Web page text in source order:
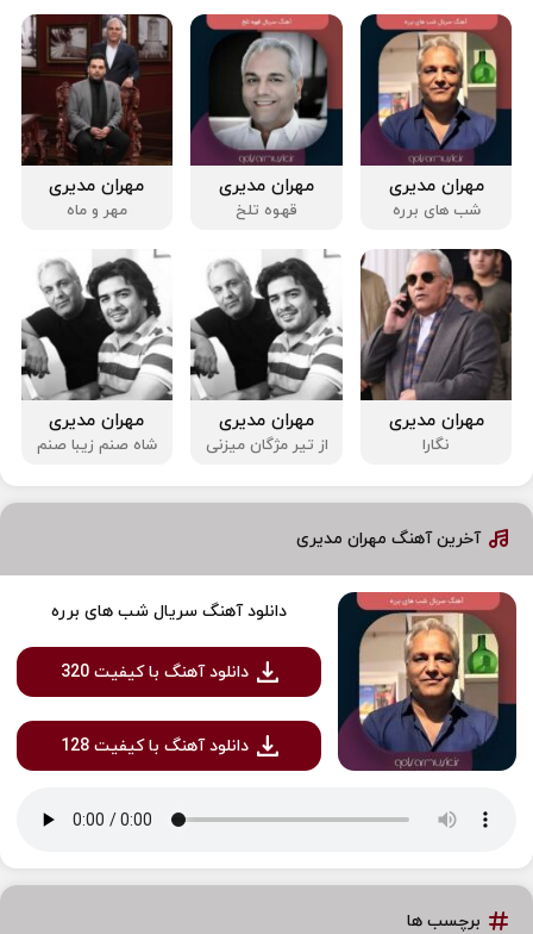
مهران مدیری
شب‌ های برره
مهران مدیری
قهوه تلخ
مهران مدیری
مهر و ماه
مهران مدیری
نگارا
مهران مدیری
از تیر مژگان میزنی
مهران مدیری
شاه صنم زیبا صنم
آخرین آهنگ مهران مدیری
دانلود آهنگ سریال شب‌ های برره
دانلود آهنگ با کیفیت 320
دانلود آهنگ با کیفیت 128
برچسب ها